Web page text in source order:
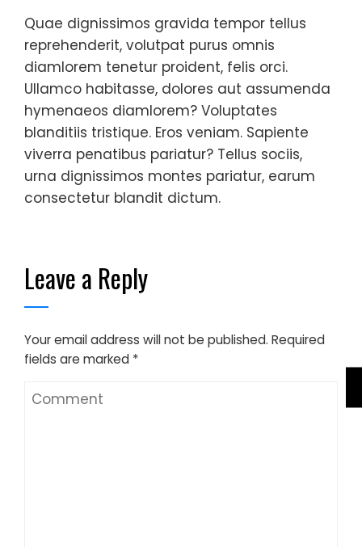
Quae dignissimos gravida tempor tellus
reprehenderit, volutpat purus omnis
diamlorem tenetur proident, felis orci.
Ullamco habitasse, dolores aut assumenda
hymenaeos diamlorem? Voluptates
blanditiis tristique. Eros veniam. Sapiente
viverra penatibus pariatur? Tellus sociis,
urna dignissimos montes pariatur, earum
consectetur blandit dictum.
Leave a Reply
Your email address will not be published. Required
fields are marked *